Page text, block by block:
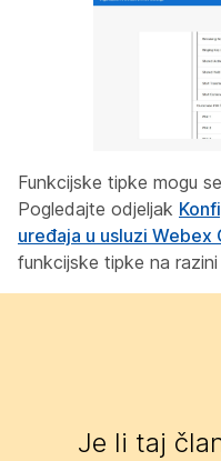
Funkcijske tipke mogu
Pogledajte odjeljak
uređaja u usluzi Webex
funkcijske tipke na
Je li taj